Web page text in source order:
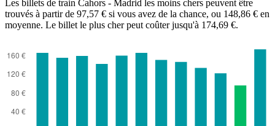
Les billets de train Cahors - Madrid les moins chers peuvent être
trouvés à partir de 97,57 € si vous avez de la chance, ou 148,86 € en
moyenne. Le billet le plus cher peut coûter jusqu'à 174,69 €.